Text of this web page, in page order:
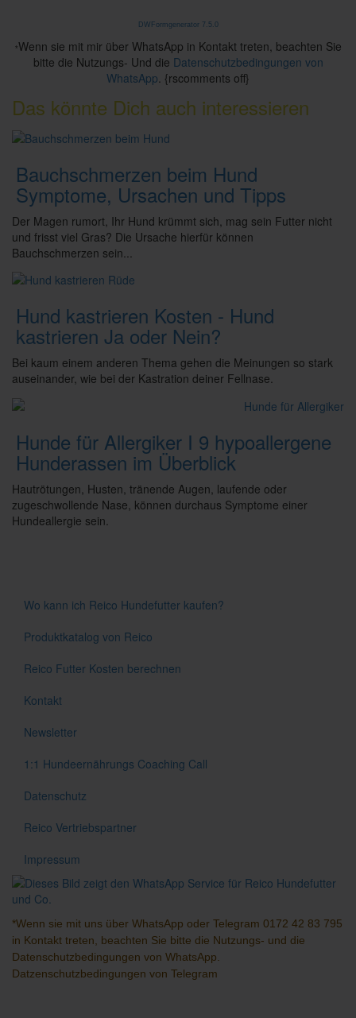
DWFormgenerator 7.5.0
*Wenn sie mit mir über WhatsApp in Kontakt treten, beachten Sie
bitte die Nutzungs- Und die Datenschutzbedingungen von
WhatsApp . {rscomments off}
Das könnte Dich auch interessieren
Bauchschmerzen beim Hund
Symptome, Ursachen und Tipps
Der Magen rumort, Ihr Hund krümmt sich, mag sein Futter nicht
und frisst viel Gras? Die Ursache hierfür können
Bauchschmerzen sein...
Hund kastrieren Kosten - Hund
kastrieren Ja oder Nein?
Bei kaum einem anderen Thema gehen die Meinungen so stark
auseinander, wie bei der Kastration deiner Fellnase.
Hunde für Allergiker I 9 hypoallergene
Hunderassen im Überblick
Hautrötungen, Husten, tränende Augen, laufende oder
zugeschwollende Nase, können durchaus Symptome einer
Hundeallergie sein.
Wo kann ich Reico Hundefutter kaufen?
Produktkatalog von Reico
Reico Futter Kosten berechnen
Kontakt
Newsletter
1:1 Hundeernährungs Coaching Call
Datenschutz
Reico Vertriebspartner
Impressum
*Wenn sie mit uns über WhatsApp oder Telegram 0172 42 83 795
in Kontakt treten, beachten Sie bitte die Nutzungs- und die
Datenschutzbedingungen von WhatsApp.
Datzenschutzbedingungen von Telegram